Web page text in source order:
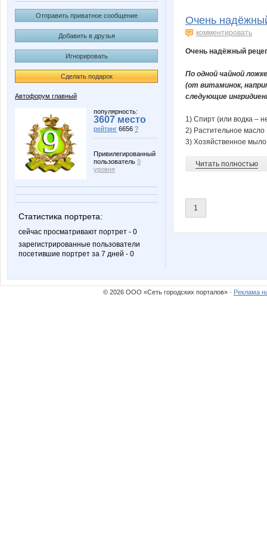
Отправить приватное сообщение
Добавить в друзья
Игнорировать
Сделать подарок
Автофорум главный
популярность:
3607 место
рейтинг 6656 ?
Привилегированный
пользователь 9
уровня
Статистика портрета:
сейчас просматривают портрет - 0
зарегистрированные пользователи
посетившие портрет за 7 дней - 0
Очень
комментировать
Очень надёжный
По одной чайной
(от витаминок,
следующие
1) Спирт (или водка –
2) Растительное масло
3) Хозяйственное мыло
Читать полностью
1
© 2026 ООО «Сеть городских порталов» · Реклама